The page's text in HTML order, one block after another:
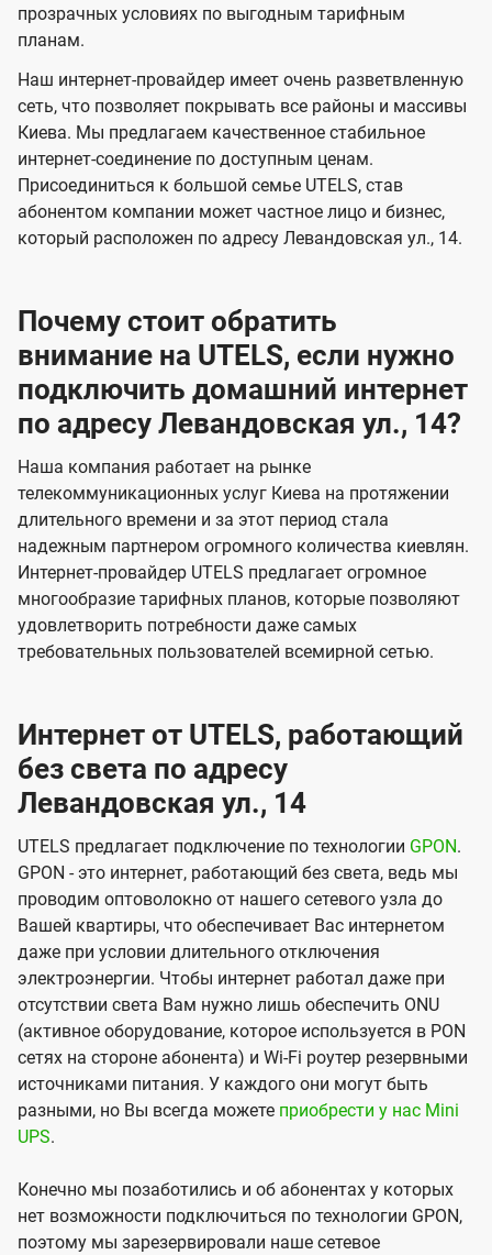
е
н
и
я
е
и
я
прозрачных условиях по выгодным тарифным
планам.
Наш интернет-провайдер имеет очень разветвленную
сеть, что позволяет покрывать все районы и массивы
Киева. Мы предлагаем качественное стабильное
интернет-соединение по доступным ценам.
Присоединиться к большой семье UTELS, став
абонентом компании может частное лицо и бизнес,
который расположен по адресу Левандовская ул., 14.
Почему стоит обратить
внимание на UTELS, если нужно
подключить домашний интернет
по адресу Левандовская ул., 14?
Наша компания работает на рынке
телекоммуникационных услуг Киева на протяжении
длительного времени и за этот период стала
надежным партнером огромного количества киевлян.
Интернет-провайдер UTELS предлагает огромное
многообразие тарифных планов, которые позволяют
удовлетворить потребности даже самых
требовательных пользователей всемирной сетью.
Интернет от UTELS, работающий
без света по адресу
Левандовская ул., 14
UTELS предлагает подключение по технологии GPON.
GPON - это интернет, работающий без света, ведь мы
проводим оптоволокно от нашего сетевого узла до
Вашей квартиры, что обеспечивает Вас интернетом
даже при условии длительного отключения
электроэнергии. Чтобы интернет работал даже при
отсутствии света Вам нужно лишь обеспечить ONU
(активное оборудование, которое используется в PON
сетях на стороне абонента) и Wi-Fi роутер резервными
источниками питания. У каждого они могут быть
разными, но Вы всегда можете приобрести у нас Mini
UPS.
Конечно мы позаботились и об абонентах у которых
нет возможности подключиться по технологии GPON,
поэтому мы зарезервировали наше сетевое